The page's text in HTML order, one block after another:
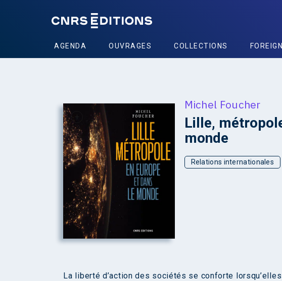
AGENDA OUVRAGES COLLECTIONS
Michel Foucher
Lille,
monde
Relations internationales
La liberté d’action des sociétés se conforte